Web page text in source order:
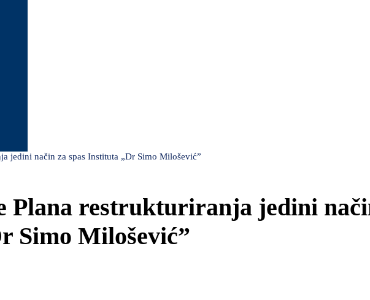
jedini način za spas Instituta „Dr Simo Milošević”
Plana restrukturiranja jedini
Simo Milošević”